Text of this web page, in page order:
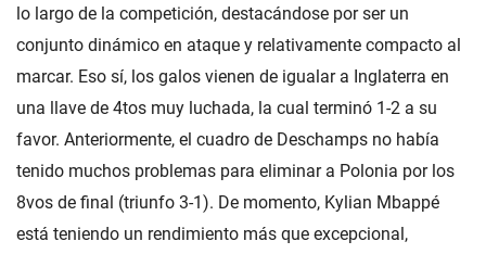
lo largo de la competición, destacándose por ser un
conjunto dinámico en ataque y relativamente compacto al
marcar. Eso sí, los galos vienen de igualar a Inglaterra en
una llave de 4tos muy luchada, la cual terminó 1-2 a su
favor. Anteriormente, el cuadro de Deschamps no había
tenido muchos problemas para eliminar a Polonia por los
8vos de final (triunfo 3-1). De momento, Kylian Mbappé
está teniendo un rendimiento más que excepcional,